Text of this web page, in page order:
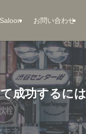
お問い合わせ
成功するには